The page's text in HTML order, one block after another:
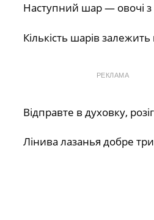
Наступний шар — овочі
Кількість шарів
РЕКЛАМА
Відправте в духовку,
Лінива лазанья добре